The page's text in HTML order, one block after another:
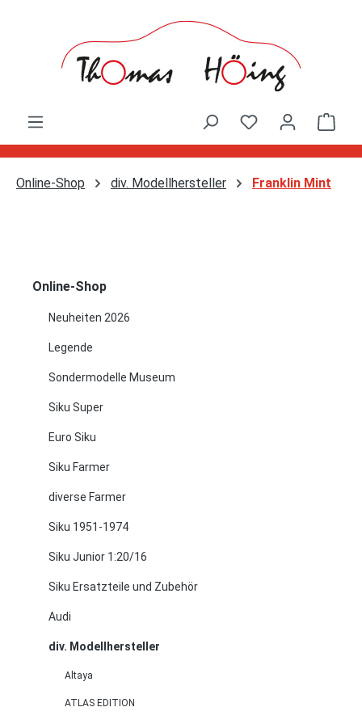
Online-Shop div. Modellhersteller Franklin Mint
Online-Shop
Neuheiten 2026
Legende
Sondermodelle Museum
Siku Super
Euro Siku
Siku Farmer
diverse Farmer
Siku 1951-1974
Siku Junior 1:20/16
Siku Ersatzteile und Zubehör
Audi
div. Modellhersteller
Altaya
ATLAS EDITION